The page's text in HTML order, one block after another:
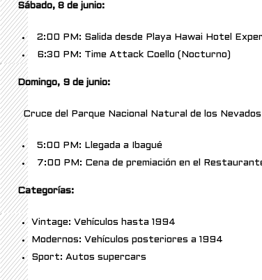
Sábado, 8 de junio:
2:00 PM: Salida desde Playa Hawai Hotel
6:30 PM: Time Attack Coello (Nocturno)
Domingo, 9 de junio:
Cruce del Parque Nacional Natural de los Nevados
5:00 PM: Llegada a Ibagué
7:00 PM: Cena de premiación en el
Categorías:
Vintage: Vehículos hasta 1994
Modernos: Vehículos posteriores a 1994
Sport: Autos supercars